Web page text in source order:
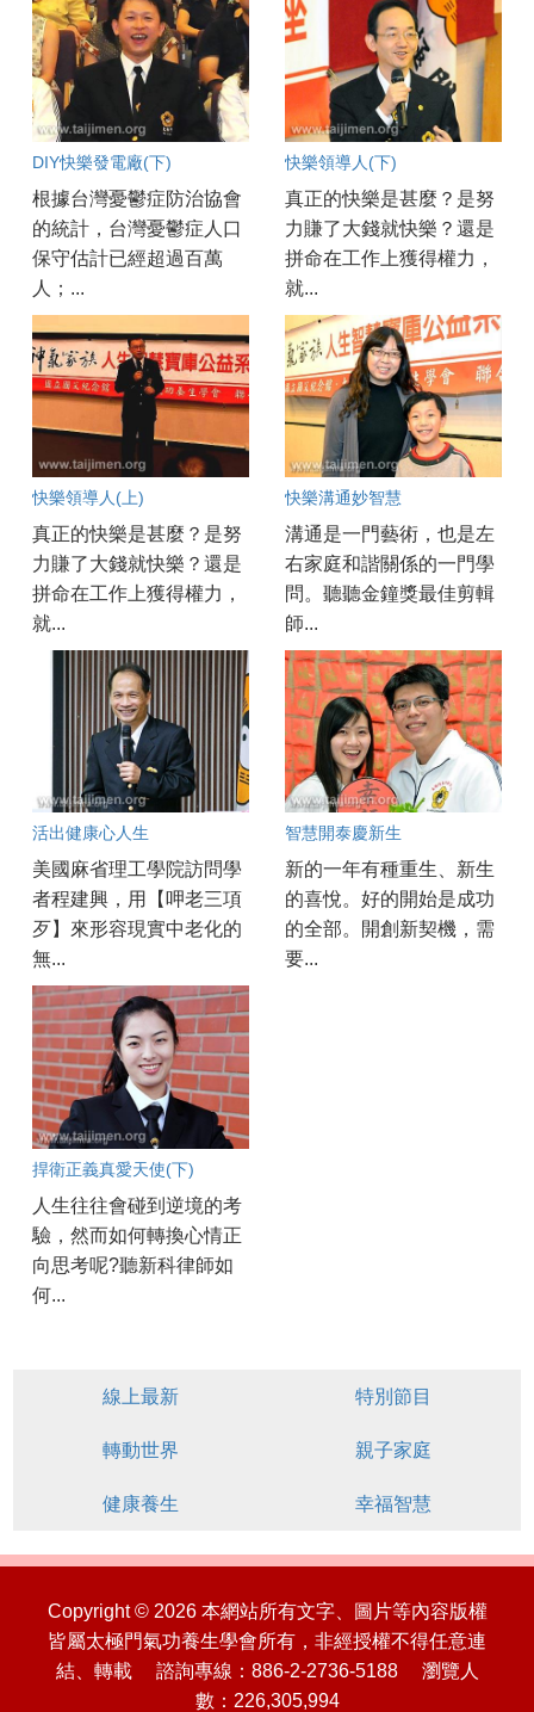
DIY快樂發電廠(下)
根據台灣憂鬱症防治協會
的統計，台灣憂鬱症人口
保守估計已經超過百萬
人；...
快樂領導人(下)
真正的快樂是甚麼？是努
力賺了大錢就快樂？還是
拼命在工作上獲得權力，
就...
快樂領導人(上)
真正的快樂是甚麼？是努
力賺了大錢就快樂？還是
拼命在工作上獲得權力，
就...
快樂溝通妙智慧
溝通是一門藝術，也是左
右家庭和諧關係的一門學
問。聽聽金鐘獎最佳剪輯
師...
活出健康心人生
美國麻省理工學院訪問學
者程建興，用【呷老三項
歹】來形容現實中老化的
無...
智慧開泰慶新生
新的一年有種重生、新生
的喜悅。好的開始是成功
的全部。開創新契機，需
要...
捍衛正義真愛天使(下)
人生往往會碰到逆境的考
驗，然而如何轉換心情正
向思考呢?聽新科律師如
何...
線上最新 特別節目
轉動世界 親子家庭
健康養生 幸福智慧
Copyright © 2026 本網站所有文字、圖片等內容版權
皆屬太極門氣功養生學會所有，非經授權不得任意連
結、轉載 諮詢專線：886-2-2736-5188 瀏覽人
數：226,305,994